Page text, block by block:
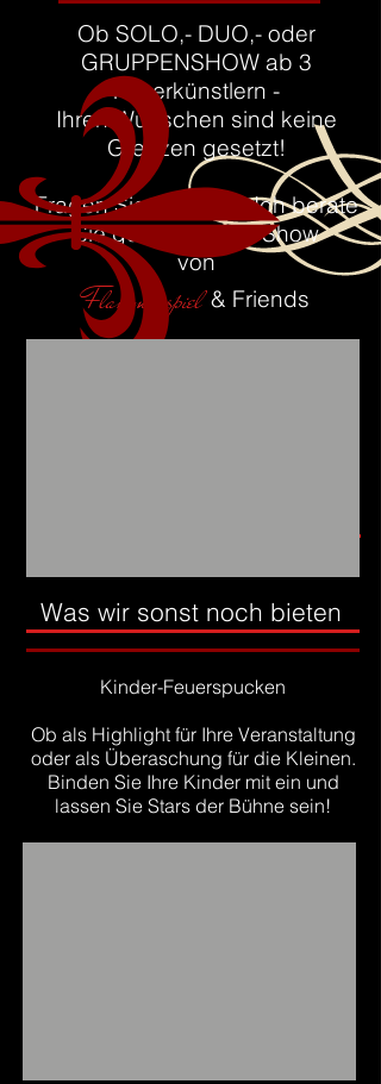
Ob SOLO,- DUO,- oder
GRUPPENSHOW ab 3
Feuerkünstlern -
Ihren Wünschen sind keine
Grenzen gesetzt!
Fragen Sie mich an - Ich berate
Sie gerne zu Ihrer Show
von
Flammenspiel & Friends
Was wir sonst noch bieten
Kinder-Feuerspucken
Ob als Highlight für Ihre Veranstaltung
oder als Überaschung für die Kleinen.
Binden Sie Ihre Kinder mit ein und
lassen Sie Stars der Bühne sein!